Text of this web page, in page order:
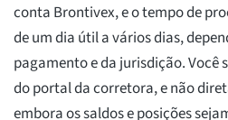
conta Brontivex, e o tempo de
de um dia útil a vários dias,
pagamento e da jurisdição. Você
do portal da corretora, e não
embora os saldos e posições